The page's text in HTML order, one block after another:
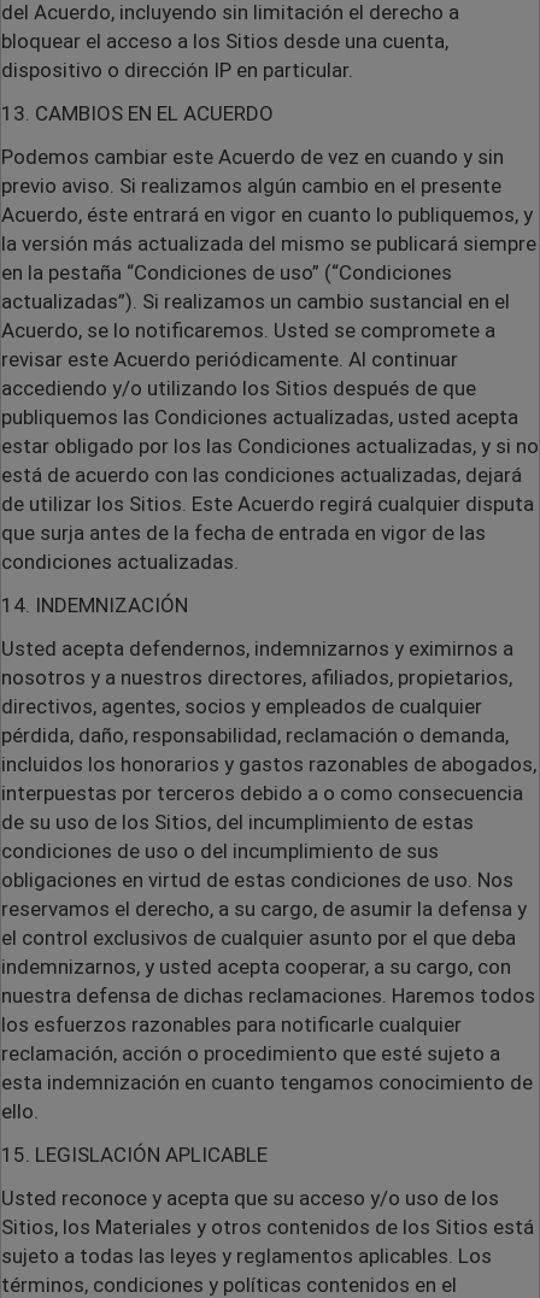
del Acuerdo, incluyendo sin limitación el derecho a
bloquear el acceso a los Sitios desde una cuenta,
dispositivo o dirección IP en particular.
13. CAMBIOS EN EL ACUERDO
Podemos cambiar este Acuerdo de vez en cuando y sin
previo aviso. Si realizamos algún cambio en el presente
Acuerdo, éste entrará en vigor en cuanto lo publiquemos, y
la versión más actualizada del mismo se publicará siempre
en la pestaña “Condiciones de uso” (“Condiciones
actualizadas”). Si realizamos un cambio sustancial en el
Acuerdo, se lo notificaremos. Usted se compromete a
revisar este Acuerdo periódicamente. Al continuar
accediendo y/o utilizando los Sitios después de que
publiquemos las Condiciones actualizadas, usted acepta
estar obligado por los las Condiciones actualizadas, y si no
está de acuerdo con las condiciones actualizadas, dejará
de utilizar los Sitios. Este Acuerdo regirá cualquier disputa
que surja antes de la fecha de entrada en vigor de las
condiciones actualizadas.
14. INDEMNIZACIÓN
Usted acepta defendernos, indemnizarnos y eximirnos a
nosotros y a nuestros directores, afiliados, propietarios,
directivos, agentes, socios y empleados de cualquier
pérdida, daño, responsabilidad, reclamación o demanda,
incluidos los honorarios y gastos razonables de abogados,
interpuestas por terceros debido a o como consecuencia
de su uso de los Sitios, del incumplimiento de estas
condiciones de uso o del incumplimiento de sus
obligaciones en virtud de estas condiciones de uso. Nos
reservamos el derecho, a su cargo, de asumir la defensa y
el control exclusivos de cualquier asunto por el que deba
indemnizarnos, y usted acepta cooperar, a su cargo, con
nuestra defensa de dichas reclamaciones. Haremos todos
los esfuerzos razonables para notificarle cualquier
reclamación, acción o procedimiento que esté sujeto a
esta indemnización en cuanto tengamos conocimiento de
ello.
15. LEGISLACIÓN APLICABLE
Usted reconoce y acepta que su acceso y/o uso de los
Sitios, los Materiales y otros contenidos de los Sitios está
sujeto a todas las leyes y reglamentos aplicables. Los
términos, condiciones y políticas contenidos en el